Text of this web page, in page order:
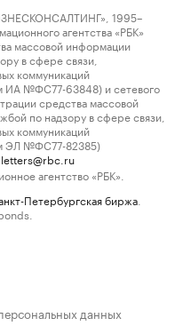
1995–
агентства «РБК»
массовой информации
в сфере связи,
коммуникаций
ИА №ФС77-63848) и сетевого
средства массовой
по надзору в сфере связи,
коммуникаций
ЭЛ №ФС77-82385)
letters@rbc.ru
агентство «РБК».
Петербургская биржа
данных